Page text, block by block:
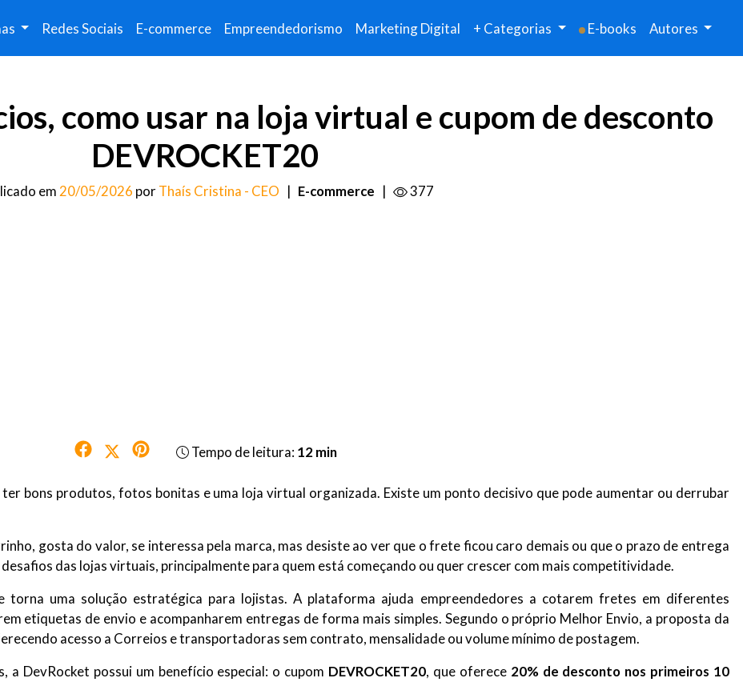
Redes Sociais E-commerce Empreendedorismo Marketing Digital + Categorias E-books Autores
como usar na loja virtual e cupom de desconto
DEVROCKET20
em 20/05/2026 porThaís Cristina - CEO | E-commerce | 377
Tempo de leitura: 12 min
bons produtos, fotos bonitas e uma loja virtual organizada. Existe um ponto decisivo que pode aumentar ou derrubar
gosta do valor, se interessa pela marca, mas desiste ao ver que o frete ficou caro demais ou que o prazo de entrega
desafios das lojas virtuais, principalmente para quem está começando ou quer crescer com mais competitividade.
torna uma solução estratégica para lojistas. A plataforma ajuda empreendedores a cotarem fretes em diferentes
etiquetas de envio e acompanharem entregas de forma mais simples. Segundo o próprio Melhor Envio, a proposta da
acesso a Correios e transportadoras sem contrato, mensalidade ou volume mínimo de postagem.
a DevRocket possui um benefício especial: o cupom DEVROCKET20, que oferece 20% de desconto nos primeiros 10